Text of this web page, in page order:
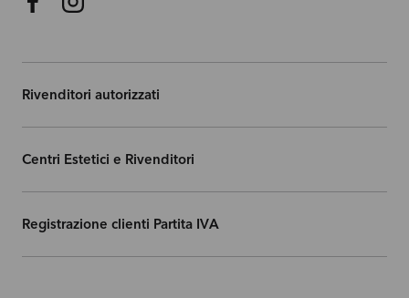
FacebookInstagram
Rivenditori autorizzati
Centri Estetici e Rivenditori
Registrazione clienti Partita IVA